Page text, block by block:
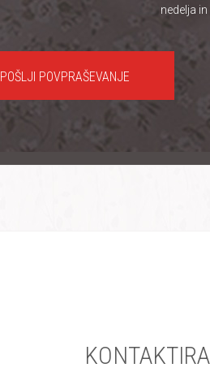
nedelja
POŠLJI POVPRAŠEVANJE